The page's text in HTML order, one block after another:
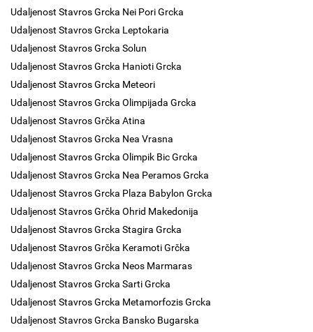
Udaljenost Stavros Grcka Nei Pori Grcka
Udaljenost Stavros Grcka Leptokaria
Udaljenost Stavros Grcka Solun
Udaljenost Stavros Grcka Hanioti Grcka
Udaljenost Stavros Grcka Meteori
Udaljenost Stavros Grcka Olimpijada Grcka
Udaljenost Stavros Grčka Atina
Udaljenost Stavros Grcka Nea Vrasna
Udaljenost Stavros Grcka Olimpik Bic Grcka
Udaljenost Stavros Grcka Nea Peramos Grcka
Udaljenost Stavros Grcka Plaza Babylon Grcka
Udaljenost Stavros Grčka Ohrid Makedonija
Udaljenost Stavros Grcka Stagira Grcka
Udaljenost Stavros Grčka Keramoti Grčka
Udaljenost Stavros Grcka Neos Marmaras
Udaljenost Stavros Grcka Sarti Grcka
Udaljenost Stavros Grcka Metamorfozis Grcka
Udaljenost Stavros Grcka Bansko Bugarska